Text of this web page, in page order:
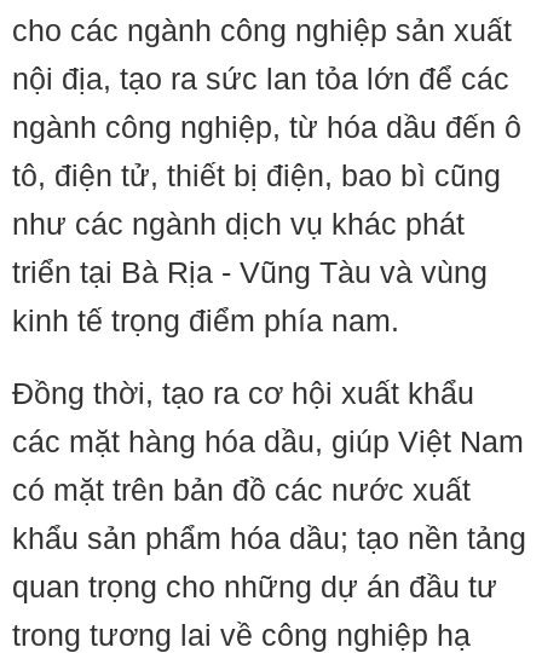
cho các ngành công nghiệp sản xuất
nội địa, tạo ra sức lan tỏa lớn để các
ngành công nghiệp, từ hóa dầu đến ô
tô, điện tử, thiết bị điện, bao bì cũng
như các ngành dịch vụ khác phát
triển tại Bà Rịa - Vũng Tàu và vùng
kinh tế trọng điểm phía nam.
Đồng thời, tạo ra cơ hội xuất khẩu
các mặt hàng hóa dầu, giúp Việt Nam
có mặt trên bản đồ các nước xuất
khẩu sản phẩm hóa dầu; tạo nền tảng
quan trọng cho những dự án đầu tư
trong tương lai về công nghiệp hạ